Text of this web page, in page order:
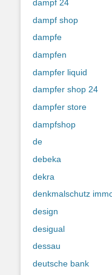
dampf 24
dampf shop
dampfe
dampfen
dampfer liquid
dampfer shop 24
dampfer store
dampfshop
de
debeka
dekra
denkmalschutz
design
desigual
dessau
deutsche bank